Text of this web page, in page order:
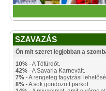
SZAVAZÁS
Ön mit szeret legjobban a
10% - A Tófürdőt.
42% - A Savaria Karnevált.
7% - A rengeteg fagyizási
8% - A sok gondozott parkot.